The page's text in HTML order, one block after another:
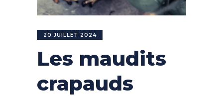
20 JUILLET 2024
Les maudits
crapauds